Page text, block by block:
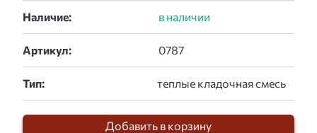
Наличие:
Артикул:
Тип:
Добавить в корзину